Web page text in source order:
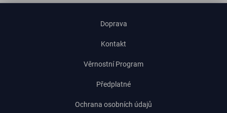
Doprava
Kontakt
Věrnostní Program
Předplatné
Ochrana osobních údajů